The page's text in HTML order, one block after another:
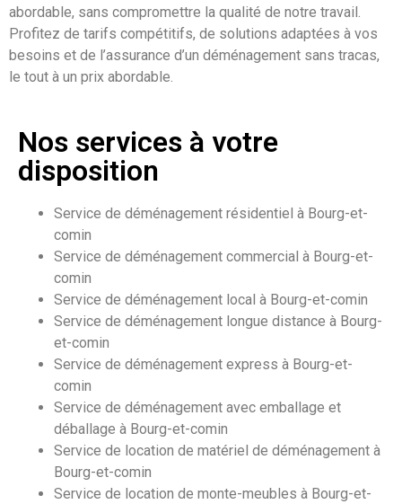
abordable, sans compromettre la qualité de notre travail.
Profitez de tarifs compétitifs, de solutions adaptées à vos
besoins et de l’assurance d’un déménagement sans tracas,
le tout à un prix abordable.
Nos services à votre
disposition
Service de déménagement résidentiel à Bourg-et-
comin
Service de déménagement commercial à Bourg-et-
comin
Service de déménagement local à Bourg-et-comin
Service de déménagement longue distance à Bourg-
et-comin
Service de déménagement express à Bourg-et-
comin
Service de déménagement avec emballage et
déballage à Bourg-et-comin
Service de location de matériel de déménagement à
Bourg-et-comin
Service de location de monte-meubles à Bourg-et-